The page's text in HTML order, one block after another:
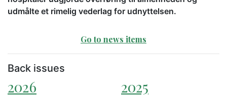
udmålte et rimelig vederlag for udnyttelsen.
Go to news items
Back issues
2026
2025